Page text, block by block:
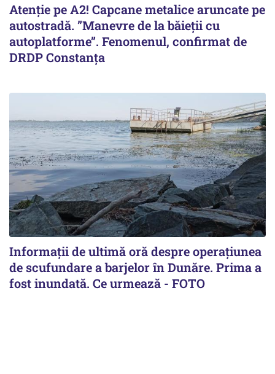
Atenție pe A2! Capcane metalice aruncate pe
autostradă. ”Manevre de la băieții cu
autoplatforme”. Fenomenul, confirmat de
DRDP Constanța
Informații de ultimă oră despre operațiunea
de scufundare a barjelor în Dunăre. Prima a
fost inundată. Ce urmează - FOTO